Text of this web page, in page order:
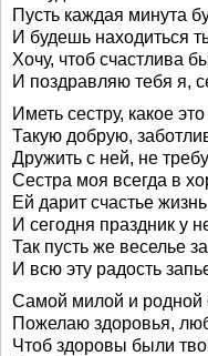
Пусть каждая минута
И будешь находиться
Хочу, чтоб счастлива
И поздравляю тебя я,
Иметь сестру, какое это
Такую добрую,
Дружить с ней, не
Сестра моя всегда в
Ей дарит счастье
И сегодня праздник у
Так пусть же веселье
И всю эту радость
Самой милой и родной
Пожелаю здоровья,
Чтоб здоровы были